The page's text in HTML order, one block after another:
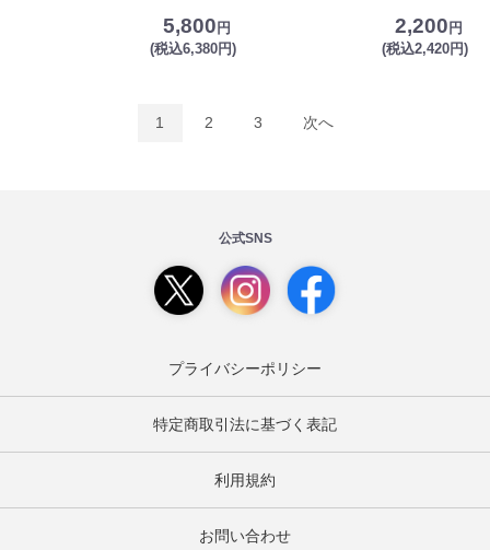
5,800 円
(税込6,380円)
2,200 円
(税込2,420円)
1 2 3 次へ
公式SNS
プライバシーポリシー
特定商取引法に基づく表記
利用規約
お問い合わせ